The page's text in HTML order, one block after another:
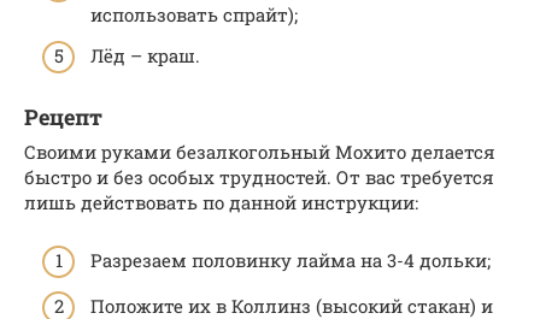
использовать спрайт);
Лёд – краш.
Рецепт
Своими руками безалкогольный Мохито делается
быстро и без особых трудностей. От вас требуется
лишь действовать по данной инструкции:
Разрезаем половинку лайма на 3-4 дольки;
Положите их в Коллинз (высокий стакан) и